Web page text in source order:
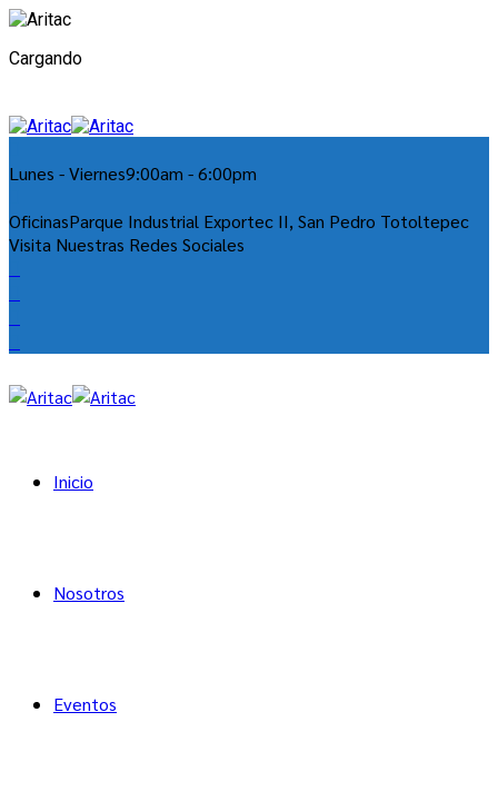
Cargando
Lunes - Viernes9:00am - 6:00pm
OficinasParque Industrial Exportec II, San Pedro Totoltepec
Visita Nuestras Redes Sociales
Inicio
Nosotros
Eventos